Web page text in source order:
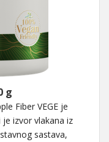
g
Fiber VEGE je
izvor vlakana iz
sastava,